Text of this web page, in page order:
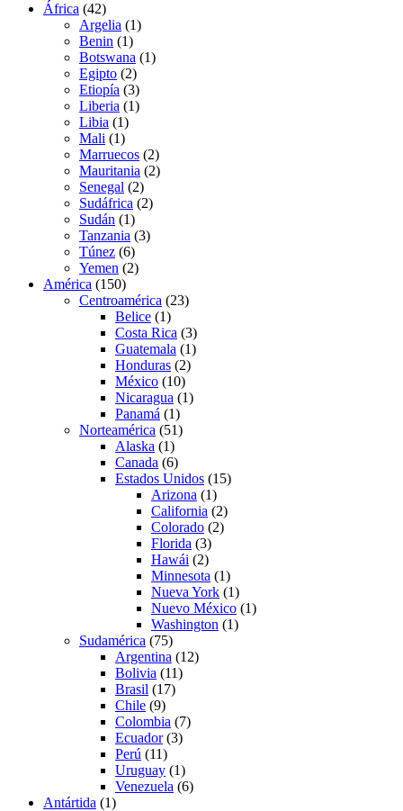
África (42)
Argelia (1)
Benin (1)
Botswana (1)
Egipto (2)
Etiopía (3)
Liberia (1)
Libia (1)
Mali (1)
Marruecos (2)
Mauritania (2)
Senegal (2)
Sudáfrica (2)
Sudán (1)
Tanzania (3)
Túnez (6)
Yemen (2)
América (150)
Centroamérica (23)
Belice (1)
Costa Rica (3)
Guatemala (1)
Honduras (2)
México (10)
Nicaragua (1)
Panamá (1)
Norteamérica (51)
Alaska (1)
Canada (6)
Estados Unidos (15)
Arizona (1)
California (2)
Colorado (2)
Florida (3)
Hawái (2)
Minnesota (1)
Nueva York (1)
Nuevo México (1)
Washington (1)
Sudamérica (75)
Argentina (12)
Bolivia (11)
Brasil (17)
Chile (9)
Colombia (7)
Ecuador(3)
Perú (11)
Uruguay (1)
Venezuela (6)
Antártida (1)